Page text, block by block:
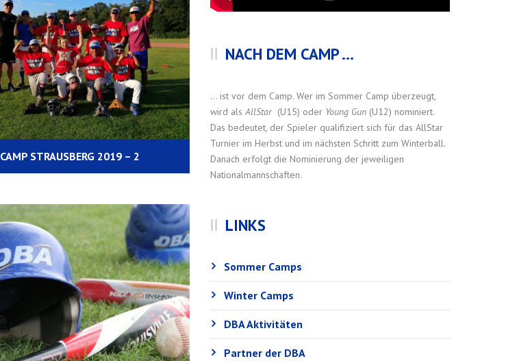
CAMP STRAUSBERG 2019 – 2
NACH DEM CAMP ...
… ist vor dem Camp. Wer im Sommer Camp überzeugt,
wird alsAllStar (U15) oder Young Gun (U12) nominiert.
Das bedeutet, der Spieler qualifiziert sich für das AllStar
Turnier im Herbst und im nächsten Schritt zum Winterball.
Danach erfolgt die Nominierung der jeweiligen
Nationalmannschaften.
LINKS
Sommer Camps
Winter Camps
DBA Aktivitäten
Partner der DBA